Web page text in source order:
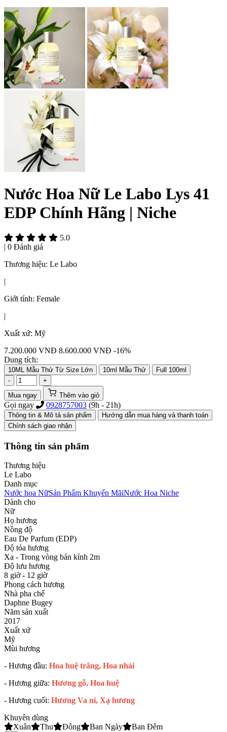
Nước Hoa Nữ Le Labo Lys 41
EDP Chính Hãng | Niche
5.0
| 0 Đánh giá
Thương hiệu: Le Labo
|
Giới tính: Female
|
Xuất xứ: Mỹ
7.200.000 VNĐ 8.600.000 VNĐ -16%
Dung tích:
10ML Mẫu Thử Từ Size Lớn 10ml Mẫu Thử
Full 100ml
-
+
Mua ngay
Thêm vào giỏ
Gọi ngay 0928757003 (9h - 21h)
Thông tin & Mô tả sản phẩm
Hướng dẫn mua hàng và thanh toán
Chính sách giao nhận
Thông tin sản phẩm
Thương hiệu
Le Labo
Danh mục
Nước hoa NữSản Phẩm Khuyến MãiNước Hoa Niche
Dành cho
Nữ
Họ hương
Nồng độ
Eau De Parfum (EDP)
Độ tỏa hương
Xa - Trong vòng bán kính 2m
Độ lưu hương
8 giờ - 12 giờ
Phong cách hương
Nhà pha chế
Daphne Bugey
Năm sản xuất
2017
Xuất xứ
Mỹ
Mùi hương
- Hương đầu: Hoa huệ trắng, Hoa nhài
- Hương giữa: Hương gỗ, Hoa huệ
- Hương cuối: Hương Va ni, Xạ hương
Khuyên dùng
Xuân
Thu Đông Ban Ngày Ban Đêm